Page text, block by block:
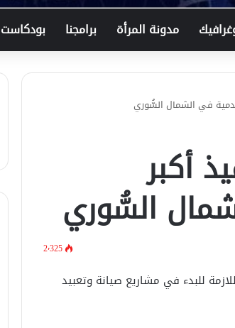
مدونة المرأة برامجنا بودكاست
في الشمال السُّوري
أكبر
السُّوري
2٬325
للبدء في مشاريع صيانة وتعبيد
في اتصال هاتفي .. وزير الخارجيّة
السوري يبحث مع نظيره الفرنسي آخر